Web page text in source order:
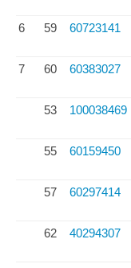
6 59 60723141
7 60 60383027
53 100038469
55 60159450
57 60297414
62 40294307